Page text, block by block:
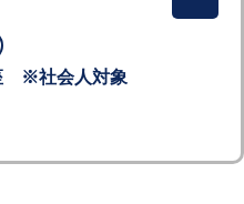
※社会人対象